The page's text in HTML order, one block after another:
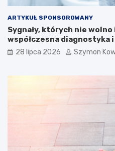
ARTYKUŁ SPONSOROWANY
Sygnały, których nie
współczesna diagnostyka
proktologii?
28 lipca 2026 Szymon